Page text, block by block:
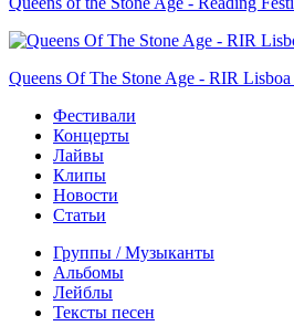
Queens Of The Stone Age - RIR
Фестивали
Концерты
Лайвы
Клипы
Новости
Статьи
Группы / Музыканты
Альбомы
Лейблы
Тексты песен